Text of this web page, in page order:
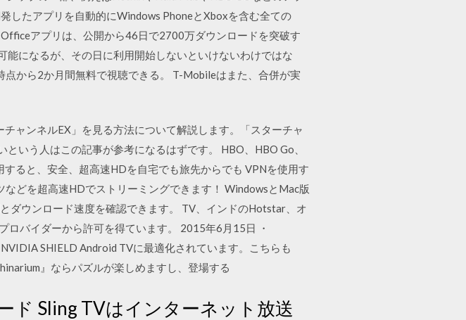
したアプリを自動的にWindows PhoneとXboxを含む全ての
アプリは、公開から46日で2700万ダウンロードを突破す
になるが、その日に利用開始しないといけないわけではな
から2か月間無料で視聴できる。 T-Mobileはまた、合併が実
ャンネルEX」を見る方法について解説します。「スターチャ
いう人はこの記事が参考になるはずです。 HBO、HBO Go、
ると、安全、超高速HDを自宅でも旅先からでも VPNを使用す
どを超高速HDでストリーミングできます！ WindowsとMac版
ダウンロード速度を確認できます。 TV、インドのHotstar、オ
バイダーから許可を得ています。 2015年6月15日 ・
SHIELD Android TVに最適化されています。こちらも
』ならパズルが楽しめますし、登場する
ド Sling TVはインターネット放送